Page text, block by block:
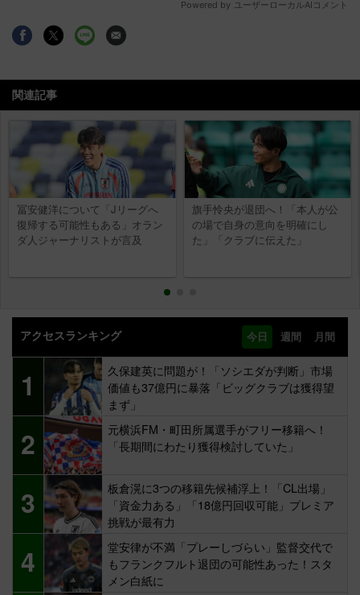
関連記事
冨安健洋について「Jリーグへ
復帰する可能性もある」オラン
ダ人ジャーナリストが言及
旗手怜央が退団へ！「本人が公
の場で自身の意向を明確にし
た」「クラブに伝えた」
アクセスランキング 今日 週間 月間
1
久保建英に問題が！「ソシエダが判断」市場
価値も37億円に暴落「ビッグクラブは獲得望
まず」
2
元横浜FM・町田所属選手がフリー移籍へ！
「長期間にわたり獲得検討していた」
3
板倉滉に3つの移籍先候補浮上！「CL出場」
「資金力ある」「18億円回収可能」プレミア
挑戦が最有力
4
堂安律が不満「プレーしづらい」監督交代で
もフランクフルト退団の可能性あった！スタ
メン白紙に